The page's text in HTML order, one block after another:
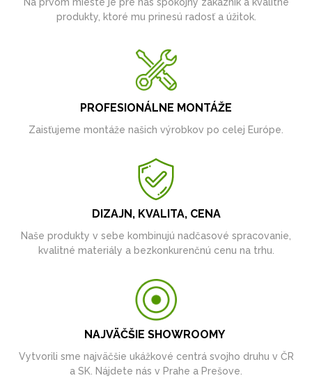
Na prvom mieste je pre nás spokojný zákazník a kvalitné
produkty, ktoré mu prinesú radosť a úžitok.
PROFESIONÁLNE MONTÁŽE
Zaisťujeme montáže našich výrobkov po celej Európe.
DIZAJN, KVALITA, CENA
Naše produkty v sebe kombinujú nadčasové spracovanie,
kvalitné materiály a bezkonkurenčnú cenu na trhu.
NAJVÄČŠIE SHOWROOMY
Vytvorili sme najväčšie ukážkové centrá svojho druhu v ČR
a SK. Nájdete nás v Prahe a Prešove.